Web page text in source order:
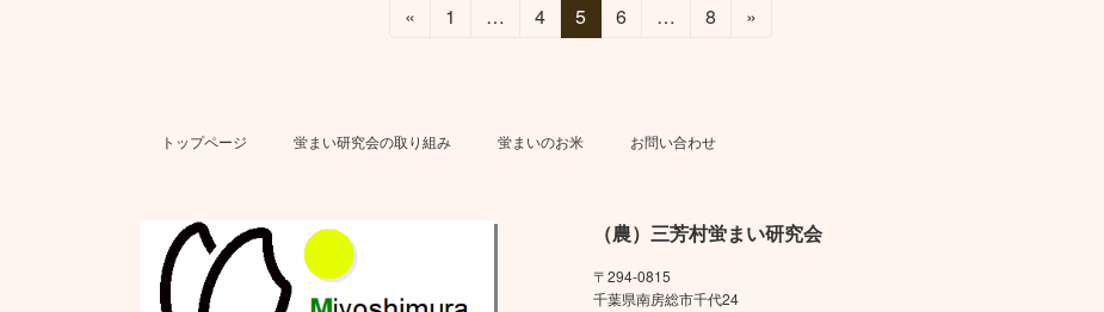
ビ
ー
シ
«
固
1 …
固
4
固
定
ジ
5
固
6 …
固
8 »
トップページ 蛍まい研究会の取り組み 蛍まいのお米 お問い合わせ
（農）三芳村蛍まい研究会
〒294-0815
千葉県南房総市千代24